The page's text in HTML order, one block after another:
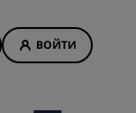
ВОЙТИ